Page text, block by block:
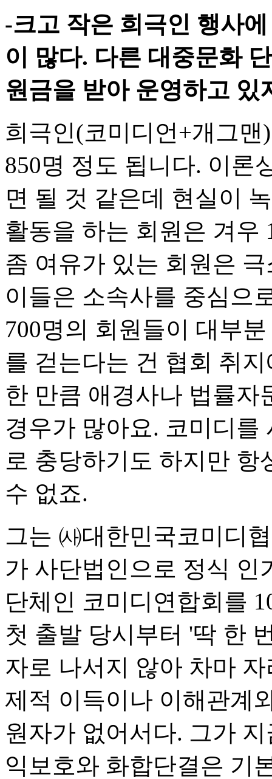
-크고 작은 희극인 행사
이 많다. 다른 대중문화
원금을 받아 운영하고 있
희극인(코미디언+개그
850명 정도 됩니다. 이론
면 될 것 같은데 현실이
활동을 하는 회원은 겨우
좀 여유가 있는 회원은
이들은 소속사를 중심으
700명의 회원들이 대부
를 걷는다는 건 협회 취
한 만큼 애경사나 법률자
경우가 많아요. 코미디
로 충당하기도 하지만 항
수 없죠.
그는 ㈔대한민국코미디
가 사단법인으로 정식 인
단체인 코미디연합회를
첫 출발 당시부터 '딱 한
자로 나서지 않아 차마
제적 이득이나 이해관계
원자가 없어서다. 그가
익보호와 화합단결은 기